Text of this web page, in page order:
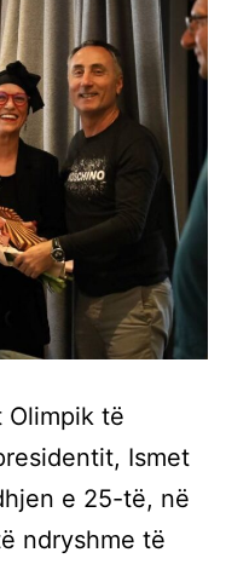
Olimpik të
Ismet
e 25-të, në
ndryshme të